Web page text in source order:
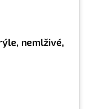
nemlživé,